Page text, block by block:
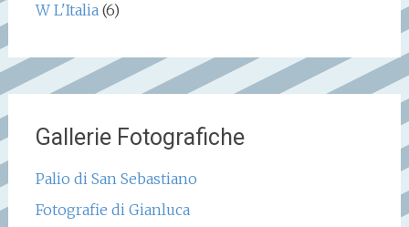
W L'Italia(6)
Gallerie Fotografiche
Palio di San Sebastiano
Fotografie di Gianluca